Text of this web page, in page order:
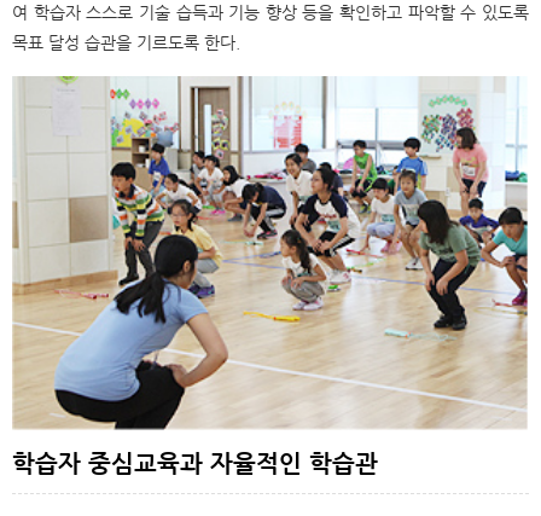
여 학습자 스스로 기술 습득과 기능 향상 등을 확인하고 파악할 수 있도록
목표 달성 습관을 기르도록 한다.
학습자 중심교육과 자율적인 학습관